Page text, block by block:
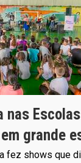
nas
grande
fez shows que